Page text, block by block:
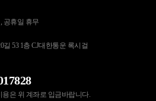
공휴일 휴무
53 1층 CJ대한통운 록시걸
은 위 계좌로 입금바랍니다.